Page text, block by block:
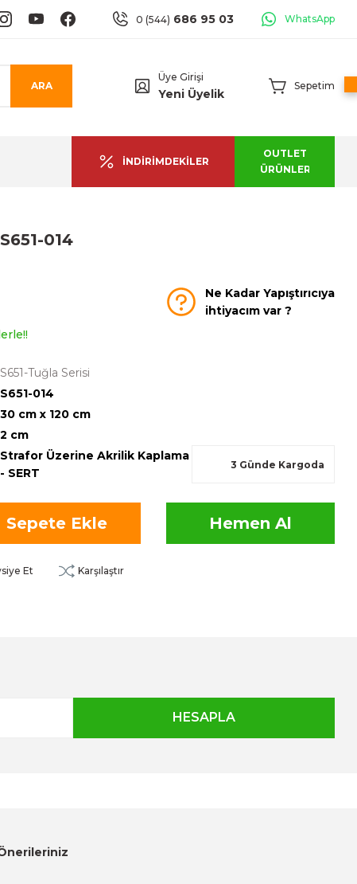
0 (544) 686 95 03 WhatsApp
ARA
Üye Girişi
Yeni Üyelik
Sepetim
İNDİRİMDEKİLER
OUTLET
ÜRÜNLER
014
Ne Kadar Yapıştırıcıya
ihtiyacım var ?
S651-Tuğla Serisi
S651-014
30 cm x 120 cm
2 cm
Strafor Üzerine Akrilik Kaplama
- SERT
3 Günde Kargoda
Sepete Ekle Hemen Al
Et Karşılaştır